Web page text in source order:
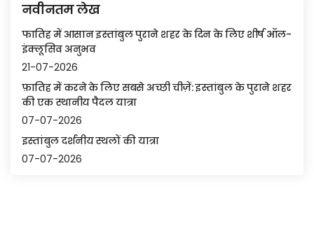
नवीनतम लेख
फातिह में आसान इस्तांबुल पुराने शहर के दिन के लिए शीर्ष ऑल-
इंक्लूसिव अनुभव
21-07-2026
फ़ातिह में करने के लिए सबसे अच्छी चीज़ें: इस्तांबुल के पुराने शहर
की एक स्थानीय पैदल यात्रा
07-07-2026
इस्तांबुल दर्शनीय स्थलों की यात्रा
07-07-2026